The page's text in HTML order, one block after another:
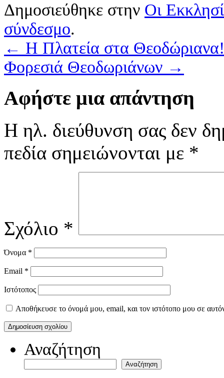
Δημοσιεύθηκε στην Οι
σύνδεσμο.
← Η Πλατεία στα Θεοδώριανα!
Φορεσιά Θεοδωριάνων →
Αφήστε μια απάντηση
Η ηλ. διεύθυνση σας δεν
πεδία σημειώνονται με *
Σχόλιο *
Όνομα *
Email *
Ιστότοπος
Αποθήκευσε το όνομά μου, email, και τον ιστότοπο μου σε
Αναζήτηση
Αναζήτηση